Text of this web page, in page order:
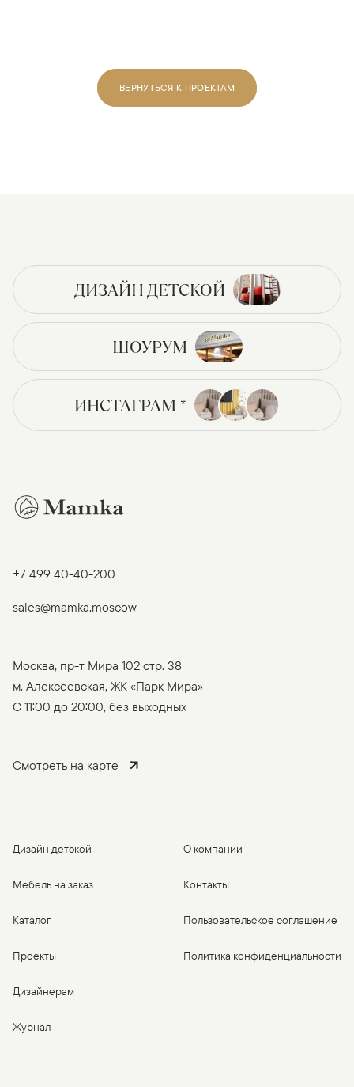
ВЕРНУТЬСЯ К ПРОЕКТАМ
ДИЗАЙН ДЕТСКОЙ
ШОУРУМ
ИНСТАГРАМ *
+7 499 40-40-200
sales@mamka.moscow
Москва, пр-т Мира 102 стр. 38
м. Алексеевская, ЖК «Парк Мира»
C 11:00 до 20:00, без выходных
Смотреть на карте
Дизайн детской
Мебель на заказ
Каталог
Проекты
Дизайнерам
Журнал
О компании
Контакты
Пользовательское соглашение
Политика конфиденциальности